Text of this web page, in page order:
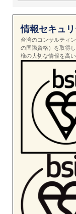
情報セキュ
台湾のコンサルティ
の国際資格）を取得
様の大切な情報を高